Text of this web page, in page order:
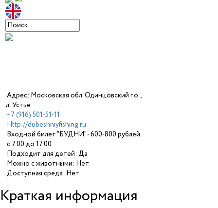
Адрес: Московская обл. Одинцовский г.о.,
д. Устье
+7 (916) 501-51-11
Http://dubeshniyfishing.ru
Входной билет "БУДНИ" - 600-800 рублей
с 7.00 до 17.00
Подходит для детей: Да
Можно с животными: Нет
Доступная среда: Нет
Краткая информация